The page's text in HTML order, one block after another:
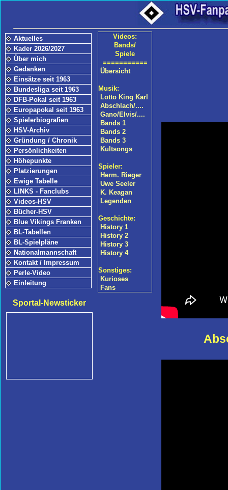
Aktuelles
Kader 2026/2027
Über mich
Gedanken
Einsätze seit 1963
Bundesliga seit 1963
DFB-Pokal seit 1963
Europapokal seit 1963
Spielerbiografien
HSV-Archiv
Gründung / Chronik
Persönlichkeiten
Höhepunkte
Platzierungen
Ewige Tabelle
LINKS - Fanclubs
Videos-HSV
Bücher-HSV
Blue Vikings Franken
BL-Tabellen
BL-Spielpläne
Nationalmannschaft
Kontakt / Impressum
Perle-Video
Einleitung
Sportal-Newsticker
Videos:
Bands/
Spiele
===========
Übersicht
Musik:
Lotto King Karl
Abschlach/....
Gano/Elvis/....
Bands 1
Bands 2
Bands 3
Kultsongs
Spieler:
Herm. Rieger
Uwe Seeler
K. Keagan
Legenden
Geschichte:
History 1
History 2
History 3
History 4
Sonstiges:
Kurioses
Fans